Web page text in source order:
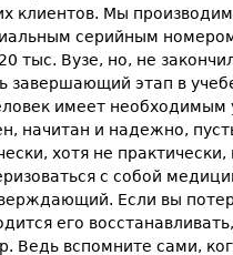
клиентов. Мы производим
серийным
тыс. Вузе, но, не
завершающий этап в
имеет необходимым
начитан и надежно,
хотя не практически,
с собой
Если вы
его
Ведь вспомните сами,